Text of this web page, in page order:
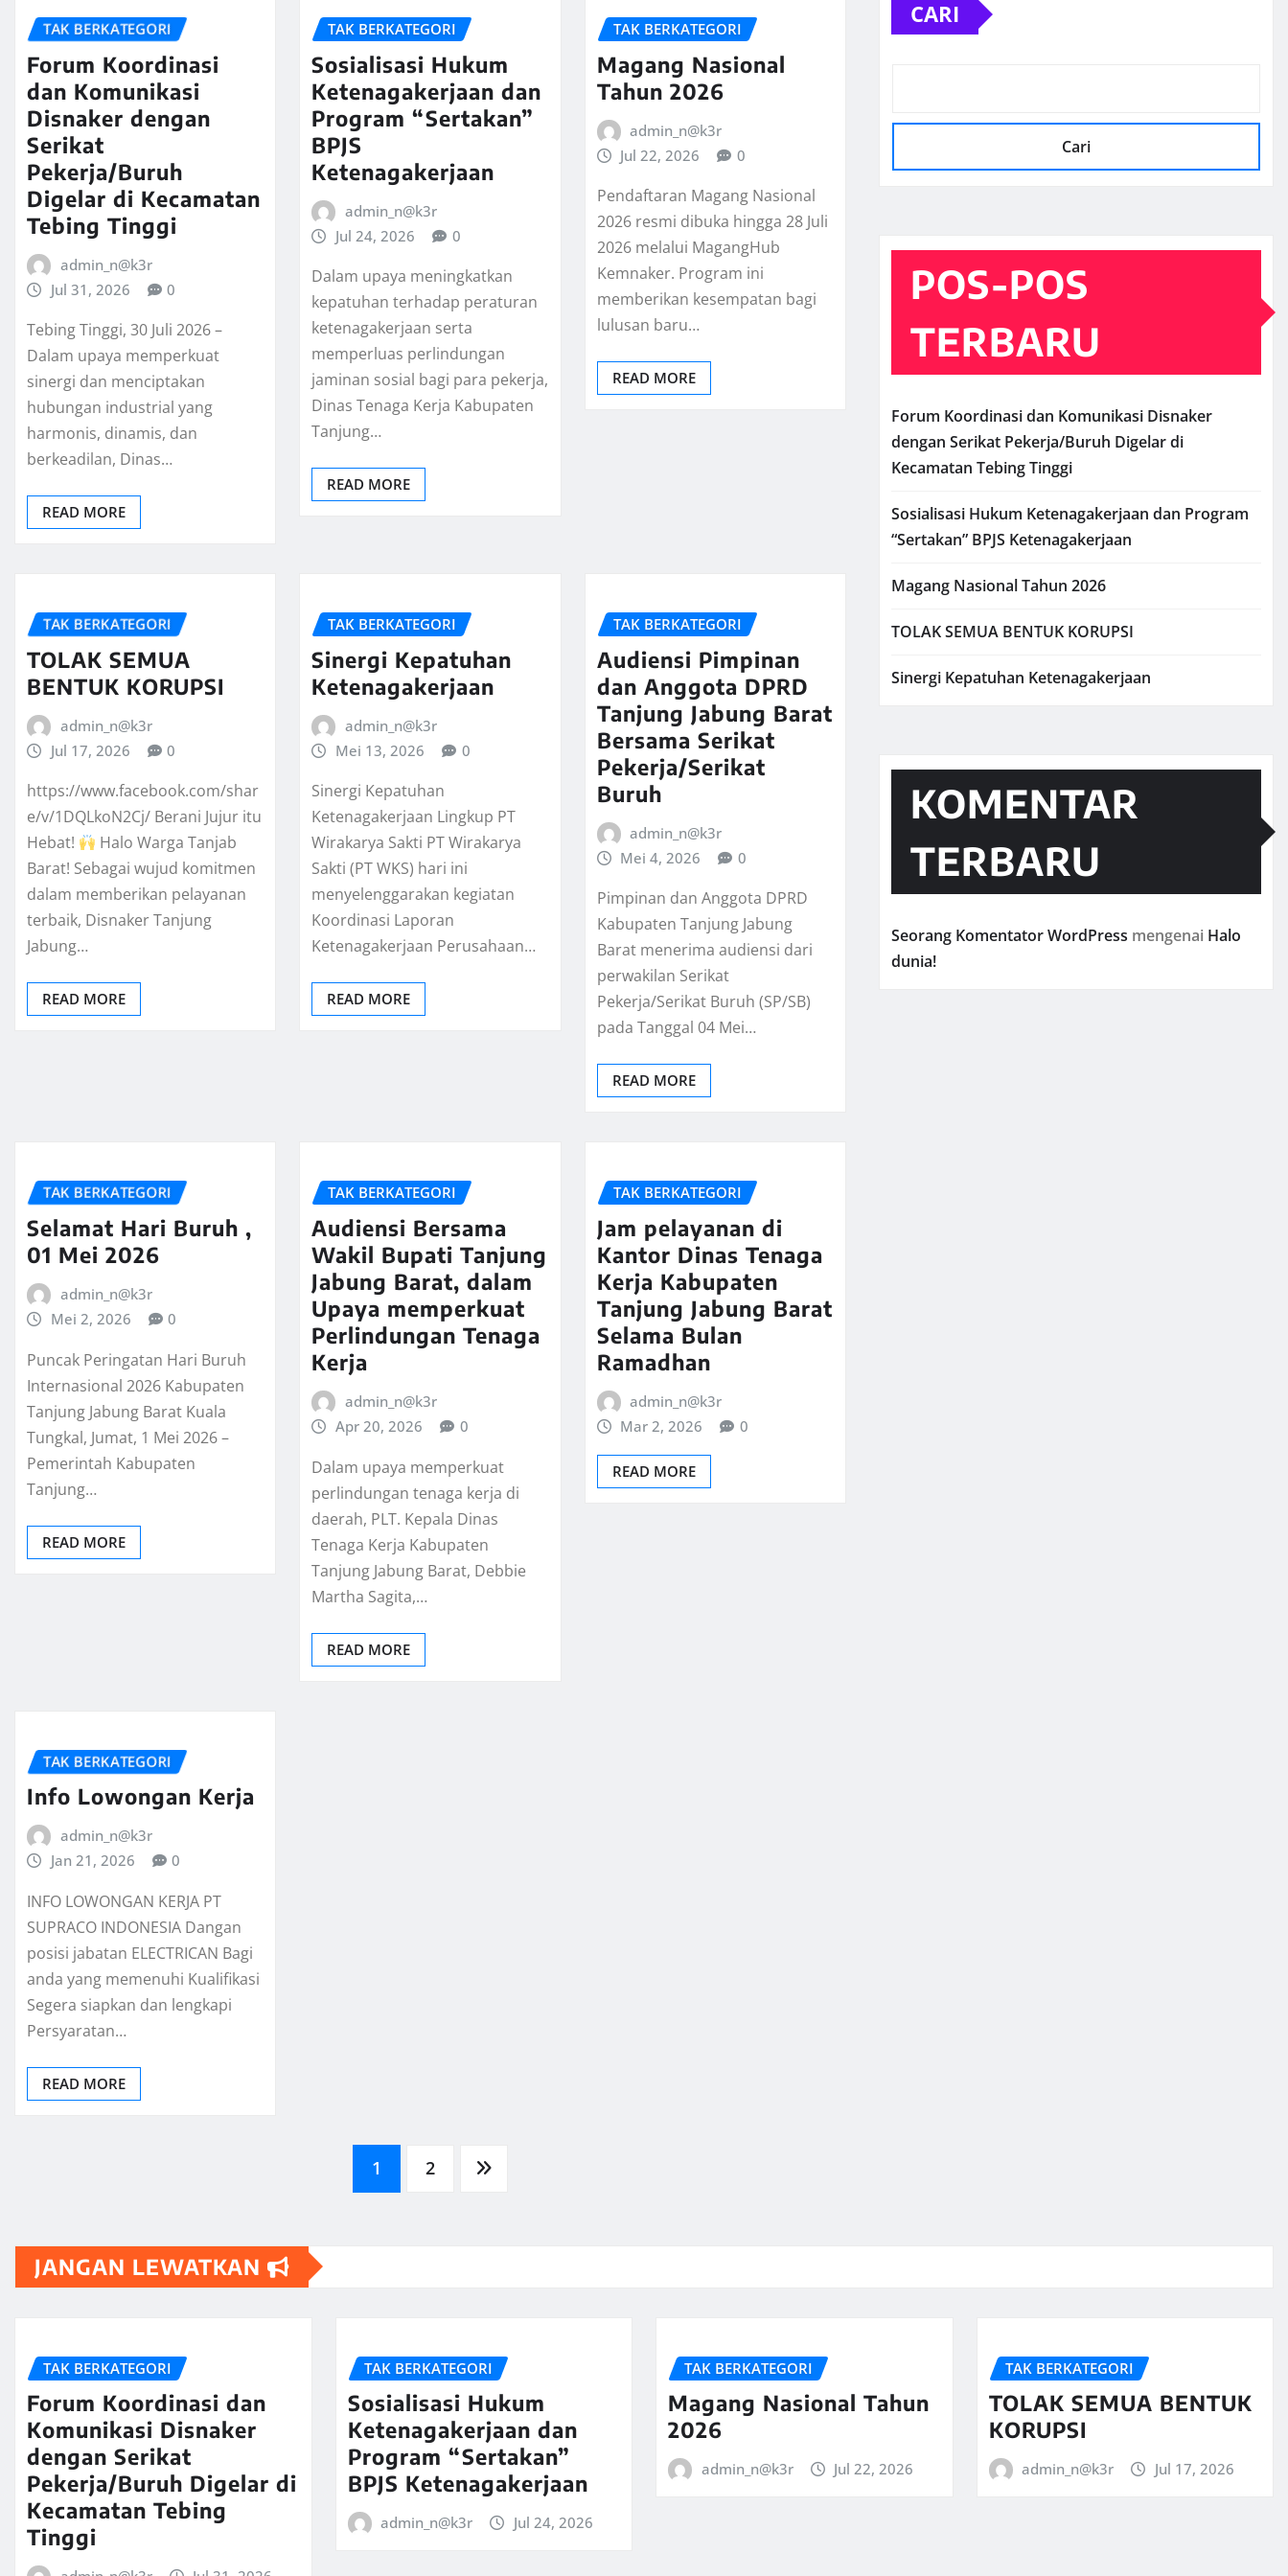
TAK BERKATEGORI
Forum Koordinasi
dan Komunikasi
Disnaker dengan
Serikat
Pekerja/Buruh
Digelar di Kecamatan
Tebing Tinggi
admin_n@k3r
Jul 31, 2026
0
Tebing Tinggi, 30 Juli 2026 –
Dalam upaya memperkuat
sinergi dan menciptakan
hubungan industrial yang
harmonis, dinamis, dan
berkeadilan, Dinas…
READ MORE
TAK BERKATEGORI
Sosialisasi Hukum
Ketenagakerjaan dan
Program “Sertakan”
BPJS
Ketenagakerjaan
admin_n@k3r
Jul 24, 2026
0
Dalam upaya meningkatkan
kepatuhan terhadap peraturan
ketenagakerjaan serta
memperluas perlindungan
jaminan sosial bagi para pekerja,
Dinas Tenaga Kerja Kabupaten
Tanjung…
READ MORE
TAK BERKATEGORI
Magang Nasional
Tahun 2026
admin_n@k3r
Jul 22, 2026
0
Pendaftaran Magang Nasional
2026 resmi dibuka hingga 28 Juli
2026 melalui MagangHub
Kemnaker. Program ini
memberikan kesempatan bagi
lulusan baru…
READ MORE
TAK BERKATEGORI
TOLAK SEMUA
BENTUK KORUPSI
admin_n@k3r
Jul 17, 2026
0
https://www.facebook.com/shar
e/v/1DQLkoN2Cj/ Berani Jujur itu
Hebat!
Halo Warga Tanjab
Barat! Sebagai wujud komitmen
dalam memberikan pelayanan
terbaik, Disnaker Tanjung
Jabung…
READ MORE
TAK BERKATEGORI
Sinergi Kepatuhan
Ketenagakerjaan
admin_n@k3r
Mei 13, 2026
0
Sinergi Kepatuhan
Ketenagakerjaan Lingkup PT
Wirakarya Sakti PT Wirakarya
Sakti (PT WKS) hari ini
menyelenggarakan kegiatan
Koordinasi Laporan
Ketenagakerjaan Perusahaan…
READ MORE
TAK BERKATEGORI
Audiensi Pimpinan
dan Anggota DPRD
Tanjung Jabung Barat
Bersama Serikat
Pekerja/Serikat
Buruh
admin_n@k3r
Mei 4, 2026
0
Pimpinan dan Anggota DPRD
Kabupaten Tanjung Jabung
Barat menerima audiensi dari
perwakilan Serikat
Pekerja/Serikat Buruh (SP/SB)
pada Tanggal 04 Mei…
READ MORE
TAK BERKATEGORI
Selamat Hari Buruh ,
01 Mei 2026
admin_n@k3r
Mei 2, 2026
0
Puncak Peringatan Hari Buruh
Internasional 2026 Kabupaten
Tanjung Jabung Barat Kuala
Tungkal, Jumat, 1 Mei 2026 –
Pemerintah Kabupaten
Tanjung…
READ MORE
TAK BERKATEGORI
Audiensi Bersama
Wakil Bupati Tanjung
Jabung Barat, dalam
Upaya memperkuat
Perlindungan Tenaga
Kerja
admin_n@k3r
Apr 20, 2026
0
Dalam upaya memperkuat
perlindungan tenaga kerja di
daerah, PLT. Kepala Dinas
Tenaga Kerja Kabupaten
Tanjung Jabung Barat, Debbie
Martha Sagita,…
READ MORE
TAK BERKATEGORI
Jam pelayanan di
Kantor Dinas Tenaga
Kerja Kabupaten
Tanjung Jabung Barat
Selama Bulan
Ramadhan
admin_n@k3r
Mar 2, 2026
0
READ MORE
TAK BERKATEGORI
Info Lowongan Kerja
admin_n@k3r
Jan 21, 2026
0
INFO LOWONGAN KERJA PT
SUPRACO INDONESIA Dangan
posisi jabatan ELECTRICAN Bagi
anda yang memenuhi Kualifikasi
Segera siapkan dan lengkapi
Persyaratan…
READ MORE
1 2
CARI
Cari
POS-POS
TERBARU
Forum Koordinasi dan Komunikasi Disnaker
dengan Serikat Pekerja/Buruh Digelar di
Kecamatan Tebing Tinggi
Sosialisasi Hukum Ketenagakerjaan dan Program
“Sertakan” BPJS Ketenagakerjaan
Magang Nasional Tahun 2026
TOLAK SEMUA BENTUK KORUPSI
Sinergi Kepatuhan Ketenagakerjaan
KOMENTAR
TERBARU
Seorang Komentator WordPress mengenai Halo
dunia!
JANGAN LEWATKAN
TAK BERKATEGORI
Forum Koordinasi dan
Komunikasi Disnaker
dengan Serikat
Pekerja/Buruh Digelar di
Kecamatan Tebing
Tinggi
TAK BERKATEGORI
Sosialisasi Hukum
Ketenagakerjaan dan
Program “Sertakan”
BPJS Ketenagakerjaan
admin_n@k3r Jul 24, 2026
TAK BERKATEGORI
Magang Nasional Tahun
2026
admin_n@k3r Jul 22, 2026
TAK BERKATEGORI
TOLAK SEMUA BENTUK
KORUPSI
admin_n@k3r Jul 17, 2026